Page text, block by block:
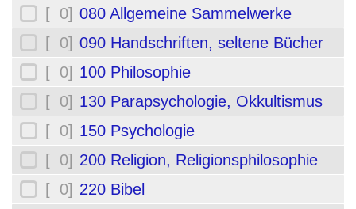
[ 0] 080 Allgemeine Sammelwerke
[ 0] 090 Handschriften, seltene Bücher
[ 0] 100 Philosophie
[ 0] 130 Parapsychologie, Okkultismus
[ 0] 150 Psychologie
[ 0] 200 Religion, Religionsphilosophie
[ 0] 220 Bibel